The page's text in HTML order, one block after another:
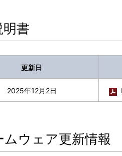
書
更新日
2025年12月2日
ムウェア更新情報